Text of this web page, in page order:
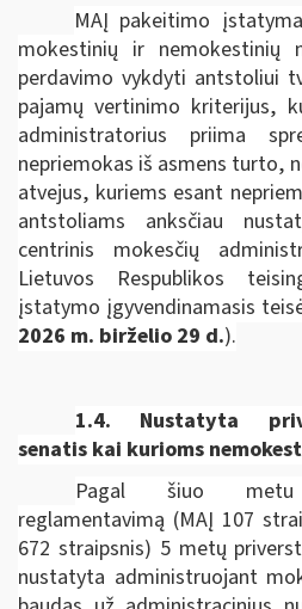
MAĮ pakeitimo
mokestinių ir nemokestinių
perdavimo vykdyti antstoliui
pajamų vertinimo kriterijus,
administratorius priima
nepriemokas iš asmens turto,
atvejus, kuriems esant
antstoliams anksčiau
centrinis mokesčių
Lietuvos Respublikos
įstatymo įgyvendinamasis
2026 m. birželio 29 d.).
1.4. Nustatyta
senatis kai kurioms
Pagal šiuo
reglamentavimą (MAĮ 107
672 straipsnis) 5 metų
nustatyta administruojant